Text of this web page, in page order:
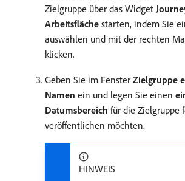
Zielgruppe über das Widget
Arbeitsfläche starten, indem Sie
auswählen und mit der rechten
klicken.
Geben Sie im Fenster Zielgruppe
Namen ein und legen Sie einen
Datumsbereich für die Zielgruppe
veröffentlichen möchten.
HINWEIS